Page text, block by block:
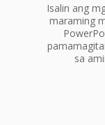
Isalin ang
maraming
sa